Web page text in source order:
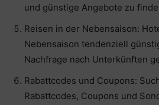
und günstige Angebote zu
Reisen in der Nebensaison:
Nebensaison tendenziell
Nachfrage nach Unterkünften
Rabattcodes und Coupons:
Rabattcodes, Coupons und